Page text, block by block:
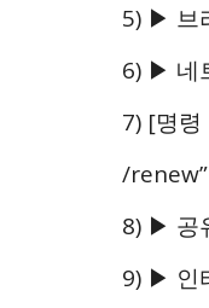
5) ▶ 브
6) ▶ 네
7) [명
/
8) ▶ 공
9) ▶ 인